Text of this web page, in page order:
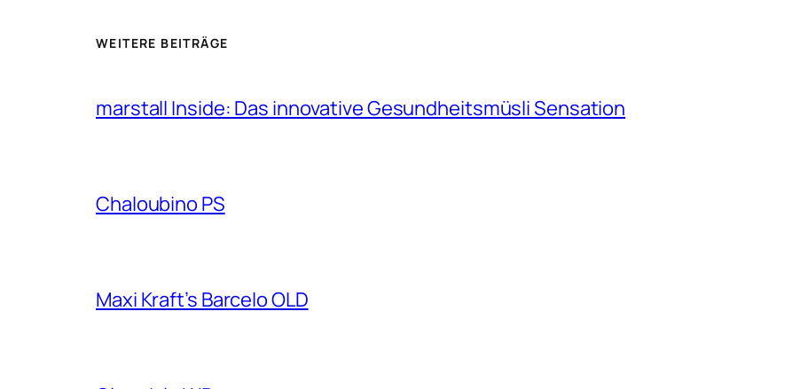
WEITERE BEITRÄGE
marstall Inside: Das innovative Gesundheitsmüsli Sensation
Chaloubino PS
Maxi Kraft’s Barcelo OLD